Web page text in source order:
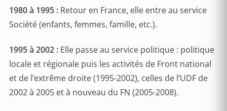
1980 à 1995 : Retour en France, elle entre au service
Société (enfants, femmes, famille, etc.).
1995 à 2002 : Elle passe au service politique : politique
locale et régionale puis les activités de Front national
et de l’extrême droite (1995-2002), celles de l’UDF de
2002 à 2005 et à nouveau du FN (2005-2008).